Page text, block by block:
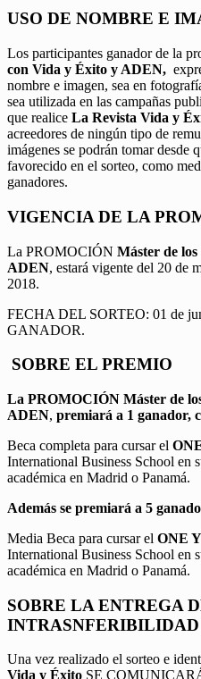
USO DE NOMBRE E
Los participantes ganador de la
con Vida y Éxito y ADEN,
nombre e imagen, sea en
sea utilizada en las campañas
que realice La Revista Vida y
acreedores de ningún tipo de
imágenes se podrán tomar desde
favorecido en el sorteo, como
ganadores.
VIGENCIA DE LA
La PROMOCIÓN Máster de
ADEN, estará vigente del 20 de
2018.
FECHA DEL SORTEO: 01 de
GANADOR.
SOBRE EL PREMIO
La PROMOCIÓN Máster de
ADEN, premiará a 1 ganador,
Beca completa para cursar el
International Business School en
académica en Madrid o Panamá.
Además se premiará a 5
Media Beca para cursar el ONE
International Business School en
académica en Madrid o Panamá.
SOBRE LA ENTREGA
Una vez realizado el sorteo e
Vida y Éxito SE